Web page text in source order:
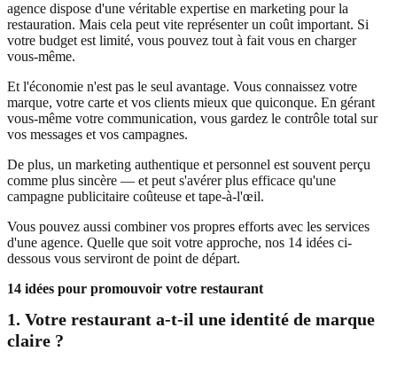
agence dispose d'une véritable expertise en marketing pour la
restauration. Mais cela peut vite représenter un coût important. Si
votre budget est limité, vous pouvez tout à fait vous en charger
vous-même.
Et l'économie n'est pas le seul avantage. Vous connaissez votre
marque, votre carte et vos clients mieux que quiconque. En gérant
vous-même votre communication, vous gardez le contrôle total sur
vos messages et vos campagnes.
De plus, un marketing authentique et personnel est souvent perçu
comme plus sincère — et peut s'avérer plus efficace qu'une
campagne publicitaire coûteuse et tape-à-l'œil.
Vous pouvez aussi combiner vos propres efforts avec les services
d'une agence. Quelle que soit votre approche, nos 14 idées ci-
dessous vous serviront de point de départ.
14 idées pour promouvoir votre restaurant
1. Votre restaurant a-t-il une identité de marque
claire ?